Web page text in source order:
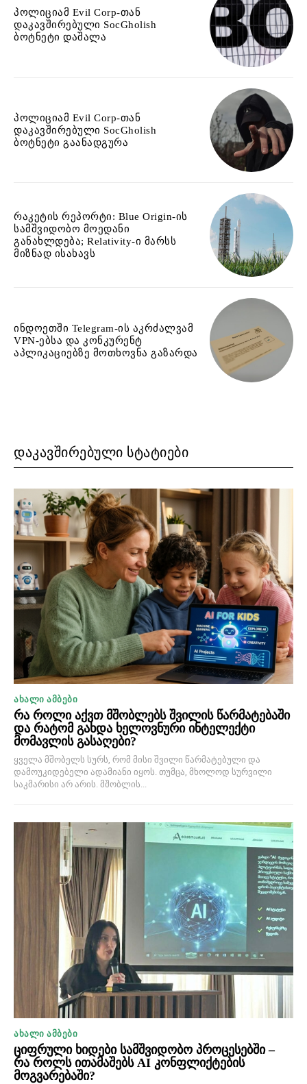
პოლიციამ Evil Corp-თან
დაკავშირებული SocGholish
ბოტნეტი დაშალა
პოლიციამ Evil Corp-თან
დაკავშირებული SocGholish
ბოტნეტი გაანადგურა
რაკეტის რეპორტი: Blue Origin-ის
სამშვიდობო მოედანი
განახლდება; Relativity-ი მარსს
მიზნად ისახავს
ინდოეთში Telegram-ის აკრძალვამ
VPN-ებსა და კონკურენტ
აპლიკაციებზე მოთხოვნა გაზარდა
ᲓᲐᲙᲐᲕᲨᲘᲠᲔᲑᲣᲚᲘ ᲡᲢᲐᲢᲘᲔᲑᲘ
ᲐᲮᲐᲚᲘ ᲐᲛᲑᲔᲑᲘ
რა როლი აქვთ მშობლებს შვილის წარმატებაში
და რატომ გახდა ხელოვნური ინტელექტი
მომავლის გასაღები?
ყველა მშობელს სურს, რომ მისი შვილი წარმატებული და
დამოუკიდებელი ადამიანი იყოს. თუმცა, მხოლოდ სურვილი
საკმარისი არ არის. მშობლის...
ᲐᲮᲐᲚᲘ ᲐᲛᲑᲔᲑᲘ
ციფრული ხიდები სამშვიდობო პროცესებში –
რა როლს ითამაშებს AI კონფლიქტების
მოგვარებაში?